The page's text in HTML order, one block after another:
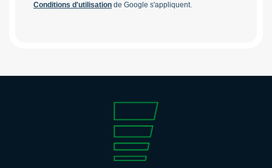
Conditions d'utilisation de Google s'appliquent.